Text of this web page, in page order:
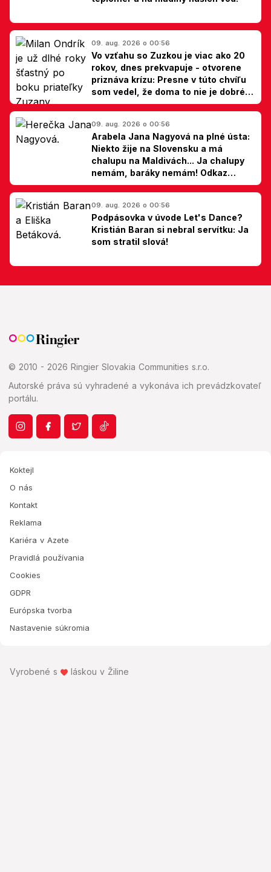
09. aug. 2026 o 00:56
Vo vzťahu so Zuzkou je viac ako 20
rokov, dnes prekvapuje - otvorene
priznáva krízu: Presne v túto chvíľu
som vedel, že doma to nie je dobré,
hovorí Milan Ondrík
09. aug. 2026 o 00:56
Arabela Jana Nagyová na plné ústa:
Niekto žije na Slovensku a má
chalupu na Maldivách... Ja chalupy
nemám, baráky nemám! Odkaz
Slovákom
09. aug. 2026 o 00:56
Podpásovka v úvode Let's Dance?
Kristián Baran si nebral servítku: Ja
som stratil slová!
© 2010 - 2026 Ringier Slovakia Communities s.r.o.
Autorské práva sú vyhradené a vykonáva ich prevádzkovateľ
portálu.
Koktejl
O nás
Kontakt
Reklama
Kariéra v Azete
Pravidlá používania
Cookies
GDPR
Európska tvorba
Nastavenie súkromia
Vyrobené s láskou v Žiline